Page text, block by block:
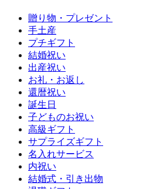
贈り物・プレゼント
手土産
プチギフト
結婚祝い
出産祝い
お礼・お返し
還暦祝い
誕生日
子どものお祝い
高級ギフト
サプライズギフト
名入れサービス
内祝い
結婚式・引き出物